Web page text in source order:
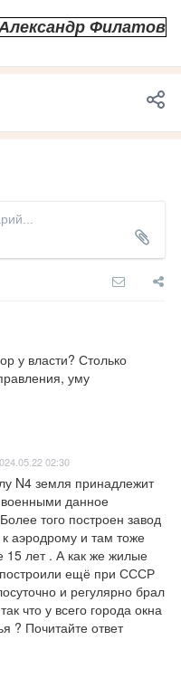
Филатов
у власти? Столько
уму
02:30
N4 земля принадлежит
военными данное
того построен завод
аэродрому и там тоже
15 лет . А как же жилые
ещё при СССР
и регулярно брал
что у всего города окна
? Почитайте ответ